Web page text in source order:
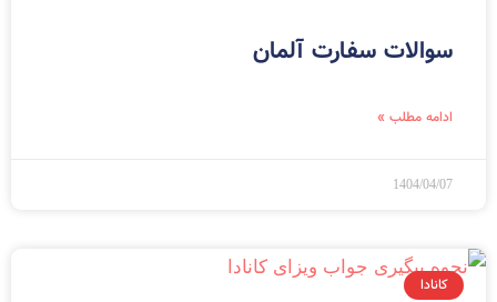
سوالات سفارت آلمان
ادامه مطلب »
1404/04/07
کانادا